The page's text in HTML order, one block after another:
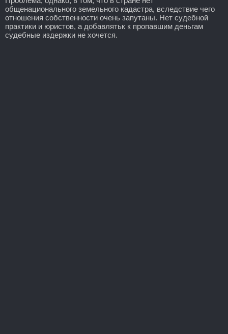
общенационального земельного кадастра, вследствие чего
отношения собственности очень запутаны. Нет судебной
практики и юристов, а добавлятьк к пропавшим деньгам
судебные издержки не хочется.